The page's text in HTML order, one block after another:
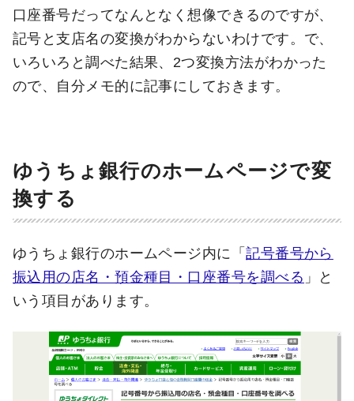
口座番号だってなんとなく想像できるのですが、
記号と支店名の変換がわからないわけです。で、
いろいろと調べた結果、2つ変換方法がわかった
ので、自分メモ的に記事にしておきます。
ゆうちょ銀行のホームページで変
換する
ゆうちょ銀行のホームページ内に「記号番号から
振込用の店名・預金種目・口座番号を調べる 」と
いう項目があります。